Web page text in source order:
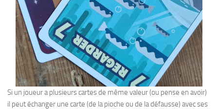
Si un joueur a plusieurs cartes de même valeur (ou pense en avoir)
il peut échanger une carte (de la pioche ou de la défausse) avec ses